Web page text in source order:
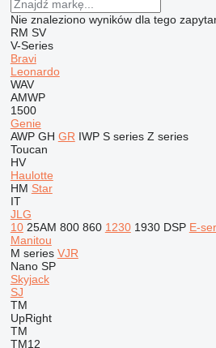
Nie znaleziono wyników dla tego
RM SV
V-Series
Bravi
Leonardo
WAV
AMWP
1500
Genie
AWP GH GR IWP S series Z series
Toucan
HV
Haulotte
HM Star
IT
JLG
10 25AM 800 860 1230 1930 DSP E-
Manitou
M series VJR
Nano SP
Skyjack
SJ
TM
UpRight
TM
TM12